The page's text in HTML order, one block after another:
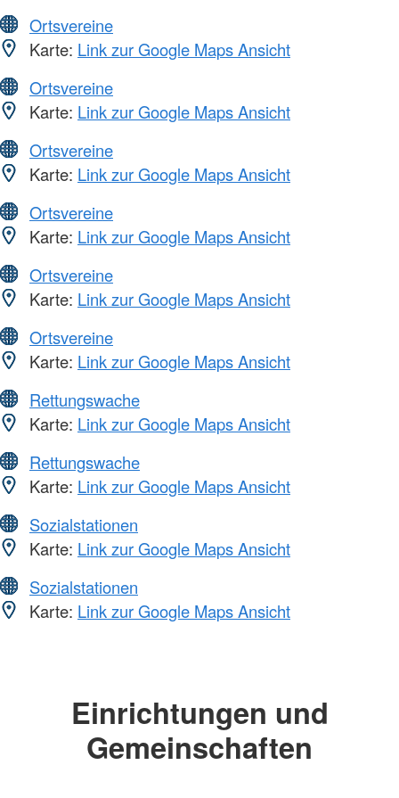
Ortsvereine
Karte: Link zur Google Maps Ansicht
Ortsvereine
Karte: Link zur Google Maps Ansicht
Ortsvereine
Karte: Link zur Google Maps Ansicht
Ortsvereine
Karte: Link zur Google Maps Ansicht
Ortsvereine
Karte: Link zur Google Maps Ansicht
Ortsvereine
Karte: Link zur Google Maps Ansicht
Rettungswache
Karte: Link zur Google Maps Ansicht
Rettungswache
Karte: Link zur Google Maps Ansicht
Sozialstationen
Karte: Link zur Google Maps Ansicht
Sozialstationen
Karte: Link zur Google Maps Ansicht
Einrichtungen und
Gemeinschaften